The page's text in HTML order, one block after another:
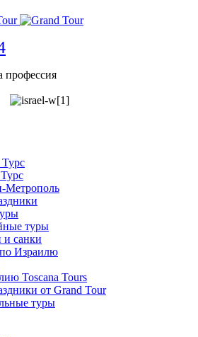
Метрополь
туры
санки
Израилю
Toscana Tours
от Grand Tour
туры